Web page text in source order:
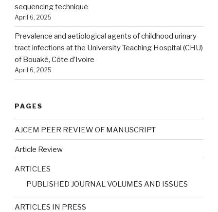
sequencing technique
April 6, 2025
Prevalence and aetiological agents of childhood urinary
tract infections at the University Teaching Hospital (CHU)
of Bouaké, Côte d’Ivoire
April 6, 2025
PAGES
AJCEM PEER REVIEW OF MANUSCRIPT
Article Review
ARTICLES
PUBLISHED JOURNAL VOLUMES AND ISSUES
ARTICLES IN PRESS